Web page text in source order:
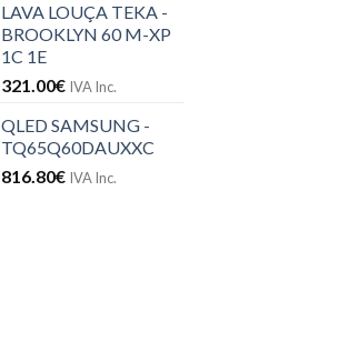
LAVA LOUÇA TEKA -
BROOKLYN 60 M-XP
1C 1E
321.00€ IVA Inc.
QLED SAMSUNG -
TQ65Q60DAUXXC
816.80€ IVA Inc.